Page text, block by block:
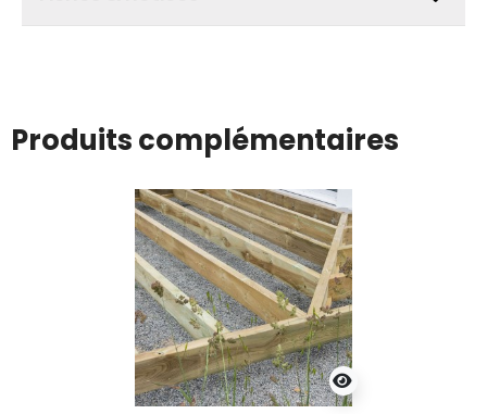
Produits complémentaires